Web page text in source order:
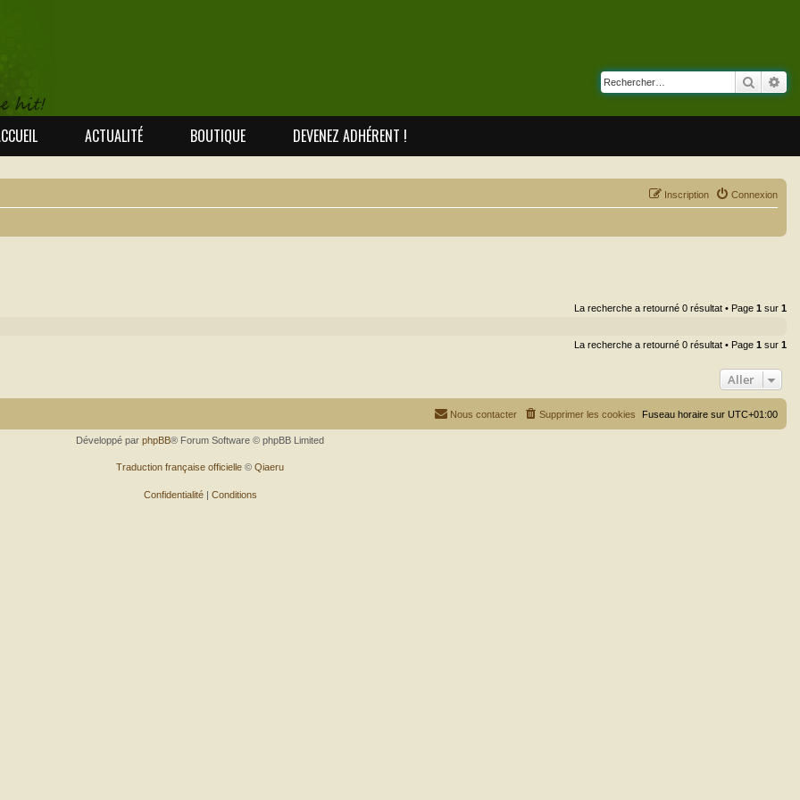
ACTUALITÉ BOUTIQUE DEVENEZ ADHÉRENT !
Connexion
Inscription
La recherche a retourné 0 résultat • Page 1 sur 1
La recherche a retourné 0 résultat • Page 1 sur 1
Aller
Fuseau horaire sur UTC+01:00
Supprimer les cookies
Nous contacter
Développé par phpBB® Forum Software © phpBB Limited
Traduction française officielle © Qiaeru
Confidentialité| Conditions